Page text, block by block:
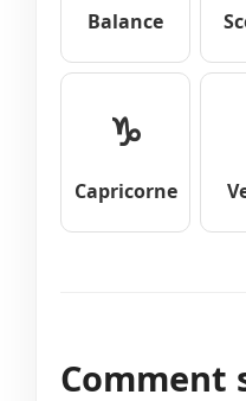
Balance
♑
Capricorne
Comment